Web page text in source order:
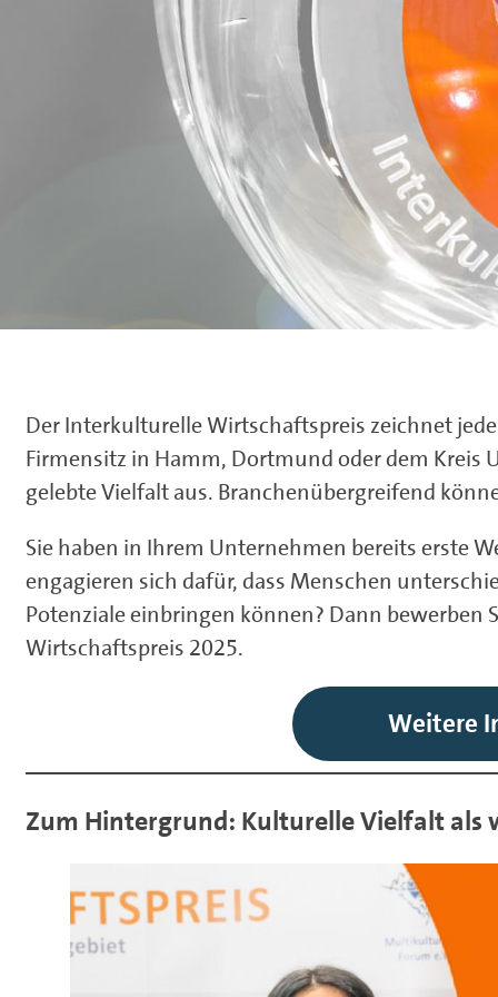
Der Interkulturelle Wirtschaftspreis zeichnet
Firmensitz in Hamm, Dortmund oder dem
gelebte Vielfalt aus. Branchenübergreifend
Sie haben in Ihrem Unternehmen bereits erste
engagieren sich dafür, dass Menschen
Potenziale einbringen können? Dann bewerben
Wirtschaftspreis 2025.
Weitere
Zum Hintergrund: Kulturelle Vielfalt als